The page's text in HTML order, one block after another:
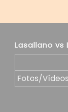
Lasallano vs